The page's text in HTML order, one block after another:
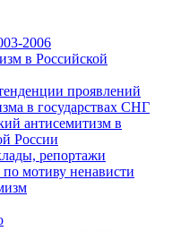
2006
в Российской
проявлений
в государствах СНГ
антисемитизм в
России
репортажи
мотиву ненависти